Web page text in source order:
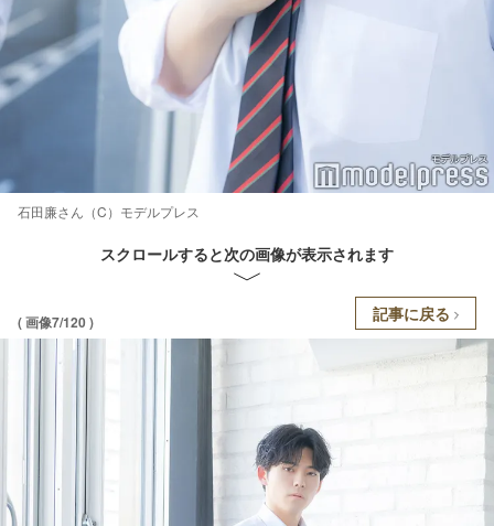
石田廉さん（C）モデルプレス
スクロールすると次の画像が表示されます
( 画像7/120 ) 記事に戻る